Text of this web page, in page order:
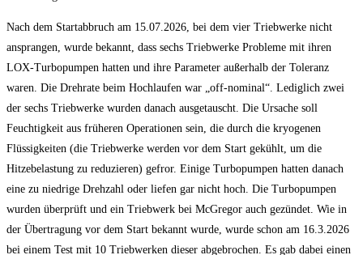
Nach dem Startabbruch am 15.07.2026, bei dem vier Triebwerke nicht
ansprangen, wurde bekannt, dass sechs Triebwerke Probleme mit ihren
LOX-Turbopumpen hatten und ihre Parameter außerhalb der Toleranz
waren. Die Drehrate beim Hochlaufen war „off-nominal“. Lediglich zwei
der sechs Triebwerke wurden danach ausgetauscht. Die Ursache soll
Feuchtigkeit aus früheren Operationen sein, die durch die kryogenen
Flüssigkeiten (die Triebwerke werden vor dem Start gekühlt, um die
Hitzebelastung zu reduzieren) gefror. Einige Turbopumpen hatten danach
eine zu niedrige Drehzahl oder liefen gar nicht hoch. Die Turbopumpen
wurden überprüft und ein Triebwerk bei McGregor auch gezündet. Wie in
der Übertragung vor dem Start bekannt wurde, wurde schon am 16.3.2026
bei einem Test mit 10 Triebwerken dieser abgebrochen. Es gab dabei einen